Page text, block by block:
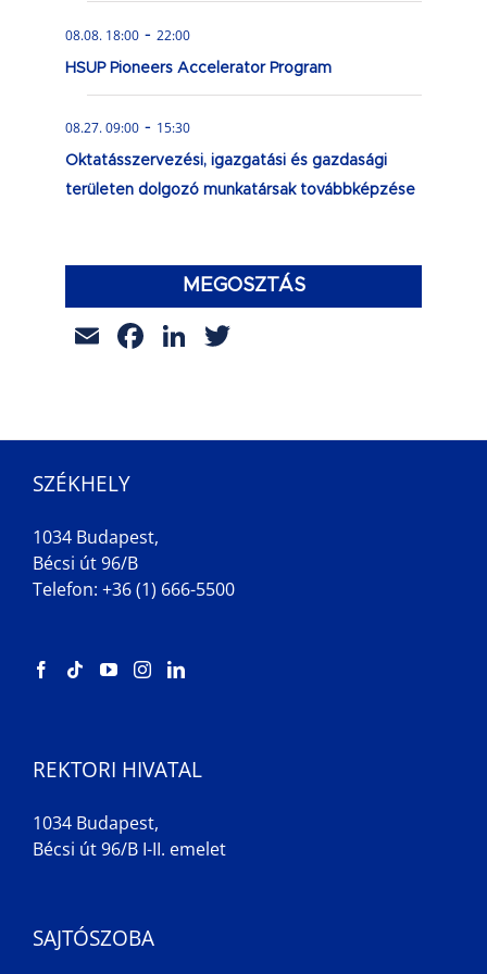
08.08. 18:00 - 22:00
HSUP Pioneers Accelerator Program
08.27. 09:00 - 15:30
Oktatásszervezési, igazgatási és gazdasági
területen dolgozó munkatársak továbbképzése
MEGOSZTÁS
EmailFacebook
LinkedIn
SZÉKHELY
1034 Budapest,
Bécsi út 96/B
Telefon: +36 (1) 666-5500
REKTORI HIVATAL
1034 Budapest,
Bécsi út 96/B I-II. emelet
SAJTÓSZOBA